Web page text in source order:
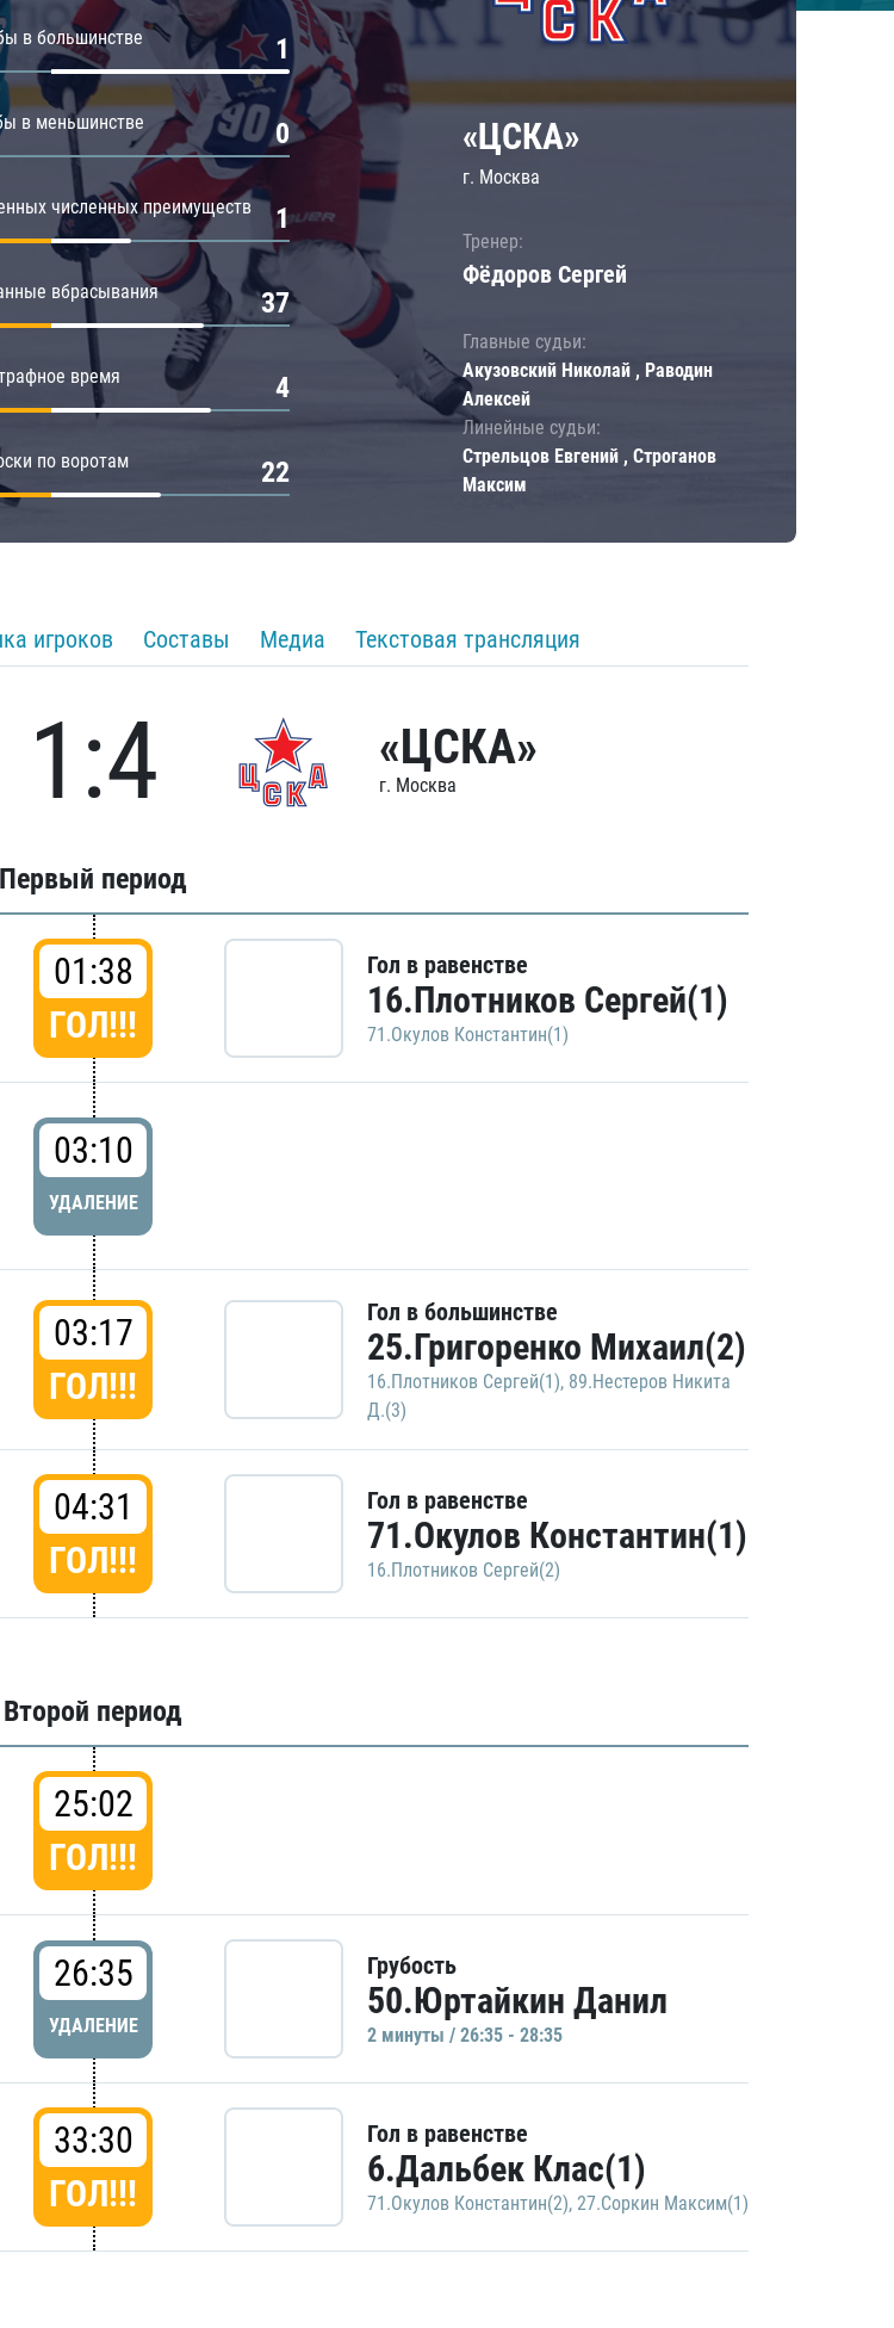
в большинстве 1
в меньшинстве 0
численных преимуществ 1
вбрасывания 37
время 4
по воротам 22
«ЦСКА»
г. Москва
Тренер:
Фёдоров Сергей
Главные судьи:
Акузовский Николай , Раводин
Алексей
Линейные судьи:
Стрельцов Евгений , Строганов
Максим
игроков Составы Медиа Текстовая трансляция
1:4 «ЦСКА»
г. Москва
Первый период
01:38
ГОЛ!!!
Гол в равенстве
16.Плотников Сергей(1)
71.Окулов Константин(1)
03:10
УДАЛЕНИЕ
03:17
ГОЛ!!!
Гол в большинстве
25.Григоренко Михаил(2)
16.Плотников Сергей(1), 89.Нестеров Никита
Д.(3)
04:31
ГОЛ!!!
Гол в равенстве
71.Окулов Константин(1)
16.Плотников Сергей(2)
Второй период
25:02
ГОЛ!!!
26:35
УДАЛЕНИЕ
Грубость
50.Юртайкин Данил
2 минуты / 26:35 - 28:35
33:30
ГОЛ!!!
Гол в равенстве
6.Дальбек Клас(1)
71.Окулов Константин(2), 27.Соркин Максим(1)